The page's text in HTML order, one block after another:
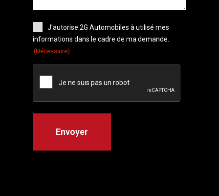
J'autorise 2G Automobiles à utilisé mes
informations dans le cadre de ma demande.
(Nécessaire)